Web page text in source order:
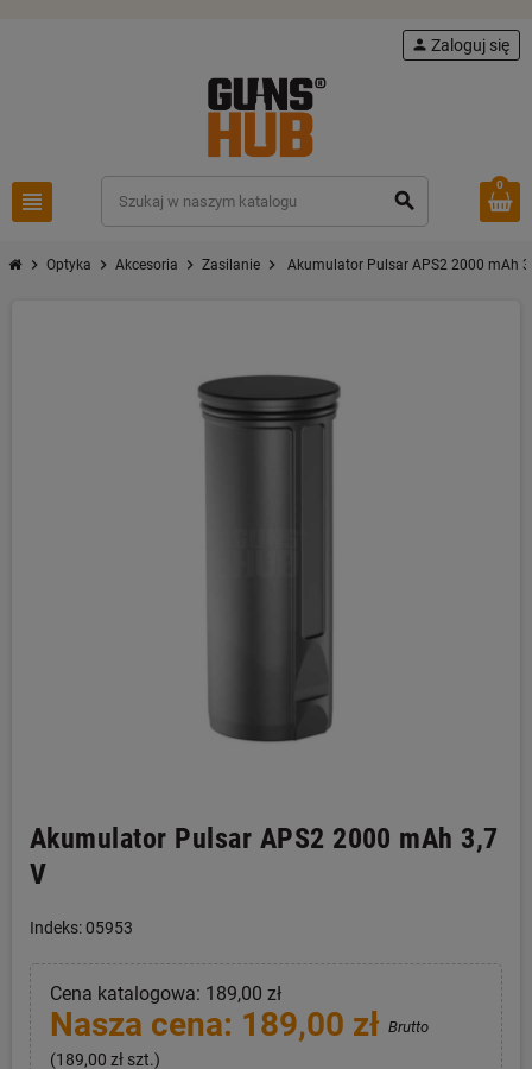
view_headline search
person Zaloguj się
0
chevron_right Optyka chevron_right Akcesoria chevron_right Zasilanie chevron_right Akumulator Pulsar APS2 2000 mAh
Akumulator Pulsar APS2 2000 mAh 3,7
V
Indeks: 05953
Cena katalogowa: 189,00 zł
Nasza cena: 189,00 zł Brutto
(189,00 zł szt.)